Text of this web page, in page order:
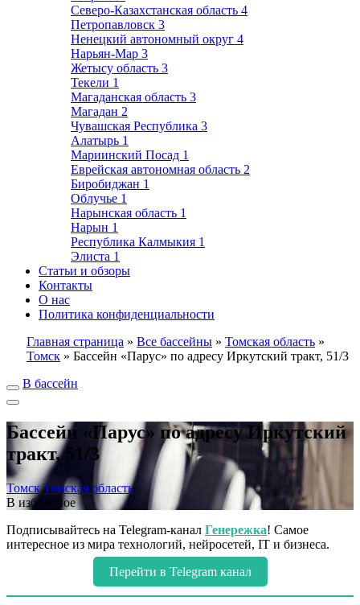
Северо-Казахстанская область 4
Петропавловск 3
Ненецкий автономный округ 4
Нарьян-Мар 3
Жетысу область 3
Текели 1
Магаданская область 3
Магадан 2
Чувашская Республика 3
Алатырь 1
Мариинский Посад 1
Еврейская автономная область 2
Биробиджан 1
Облучье 1
Нарынская область 1
Нарын 1
Республика Калмыкия 1
Элиста 1
Статьи и обзоры
Контакты
О нас
Политика конфиденциальности
Главная страница » Все бассейны » Томская область »
Томск » Бассейн «Парус» по адресу Иркутский тракт, 51/3
В бассейн
Бассейн «Парус» по адресу Иркутский
тракт, 51/3
Томск Томская область
В избранное
Подписывайтесь на Telegram-канал Генережка! Самое
интересное из мира технологий, нейросетей, IT и бизнеса.
Перейти в Telegram канал